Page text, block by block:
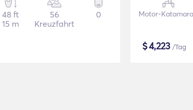
48 ft
15 m
56
Kreuzfahrt
0 Motor-
$4,223 /Tag